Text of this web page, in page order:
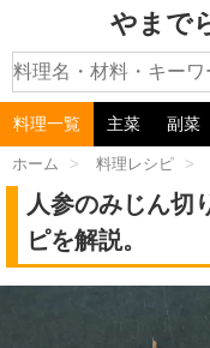
やまで
料理一覧 主菜 副菜
ホーム > 料理レシピ >
人参のみじん切
ピを解説。